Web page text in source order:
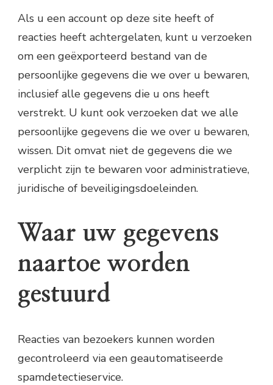
Als u een account op deze site heeft of
reacties heeft achtergelaten, kunt u verzoeken
om een geëxporteerd bestand van de
persoonlijke gegevens die we over u bewaren,
inclusief alle gegevens die u ons heeft
verstrekt. U kunt ook verzoeken dat we alle
persoonlijke gegevens die we over u bewaren,
wissen. Dit omvat niet de gegevens die we
verplicht zijn te bewaren voor administratieve,
juridische of beveiligingsdoeleinden.
Waar uw gegevens
naartoe worden
gestuurd
Reacties van bezoekers kunnen worden
gecontroleerd via een geautomatiseerde
spamdetectieservice.